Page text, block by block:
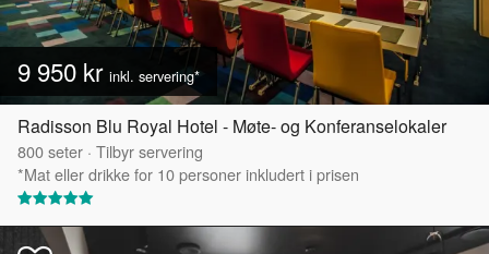
9 950 kr inkl. servering*
Radisson Blu Royal Hotel - Møte- og Konferanselokaler
800seter · Tilbyr servering
*Mat eller drikke for 10 personer inkludert i prisen